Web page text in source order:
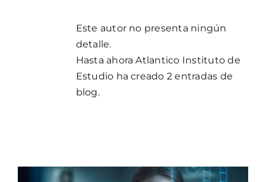
Este autor no presenta ningún
detalle.
Hasta ahora Atlantico Instituto de
Estudio ha creado 2 entradas de
blog.